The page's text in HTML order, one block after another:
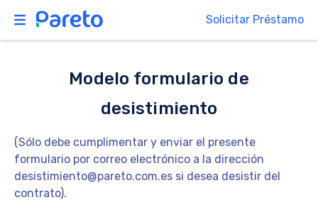
Solicitar Préstamo
Modelo formulario de
desistimiento
(Sólo debe cumplimentar y enviar el presente
formulario por correo electrónico a la dirección
desistimiento@pareto.com.es si desea desistir del
contrato).